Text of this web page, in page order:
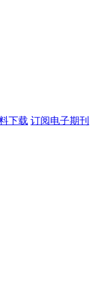
下载 订阅电子期刊